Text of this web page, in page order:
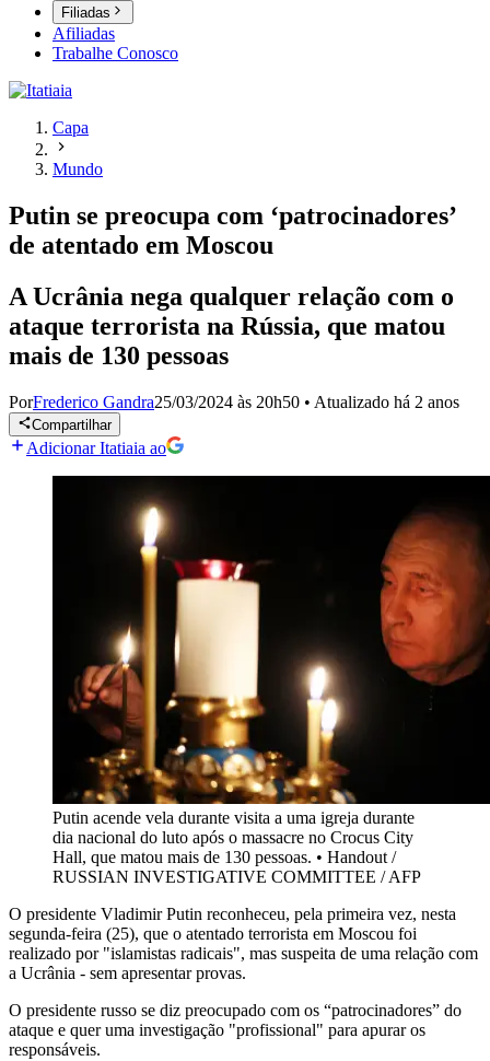
Filiadas
Afiliadas
Trabalhe Conosco
Capa
Mundo
Putin se preocupa com ‘patrocinadores’
de atentado em Moscou
A Ucrânia nega qualquer relação com o
ataque terrorista na Rússia, que matou
mais de 130 pessoas
PorFrederico Gandra25/03/2024 às 20h50 • Atualizado há 2 anos
Compartilhar
Adicionar Itatiaia ao
Putin acende vela durante visita a uma igreja durante
dia nacional do luto após o massacre no Crocus City
Hall, que matou mais de 130 pessoas. • Handout /
RUSSIAN INVESTIGATIVE COMMITTEE / AFP
O presidente Vladimir Putin reconheceu, pela primeira vez, nesta
segunda-feira (25), que o atentado terrorista em Moscou foi
realizado por "islamistas radicais", mas suspeita de uma relação com
a Ucrânia - sem apresentar provas.
O presidente russo se diz preocupado com os “patrocinadores” do
ataque e quer uma investigação "profissional" para apurar os
responsáveis.